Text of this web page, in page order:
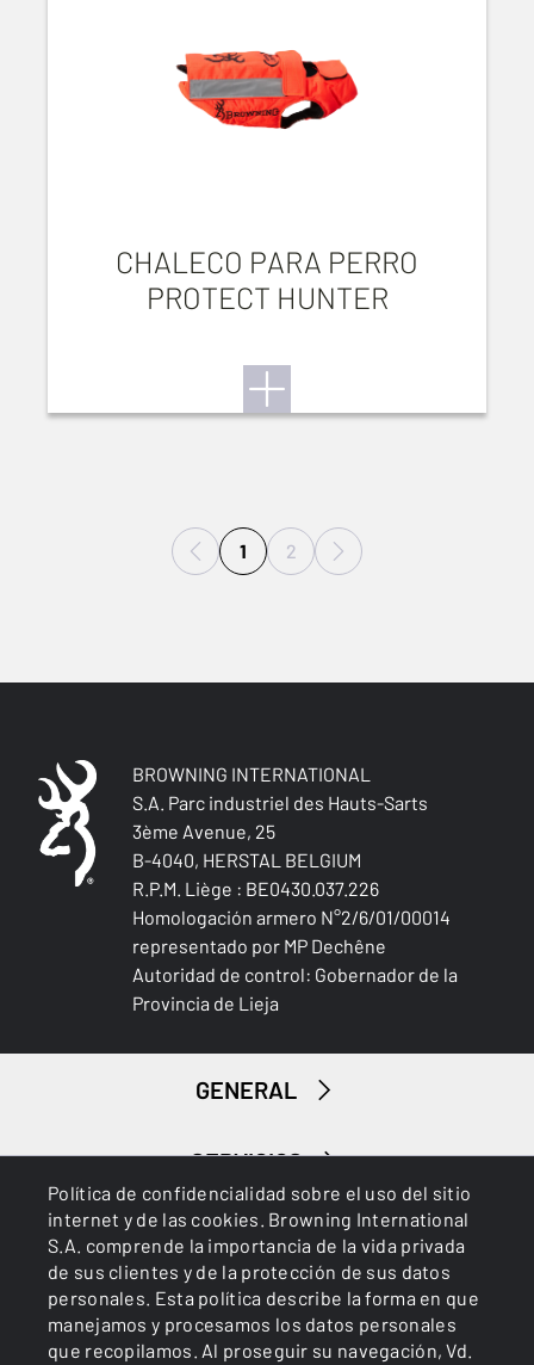
Política de confidencialidad sobre el uso del sitio
internet y de las cookies. Browning International
S.A. comprende la importancia de la vida privada
de sus clientes y de la protección de sus datos
personales. Esta política describe la forma en que
manejamos y procesamos los datos personales
que recopilamos. Al proseguir su navegación, Vd.
CHALECO PARA PERRO
PROTECT HUNTER
1 2
BROWNING INTERNATIONAL
S.A. Parc industriel des Hauts-Sarts
3ème Avenue, 25
B-4040, HERSTAL BELGIUM
R.P.M. Liège : BE0430.037.226
Homologación armero N°2/6/01/00014
representado por MP Dechêne
Autoridad de control: Gobernador de la
Provincia de Lieja
GENERAL
SERVICIOS